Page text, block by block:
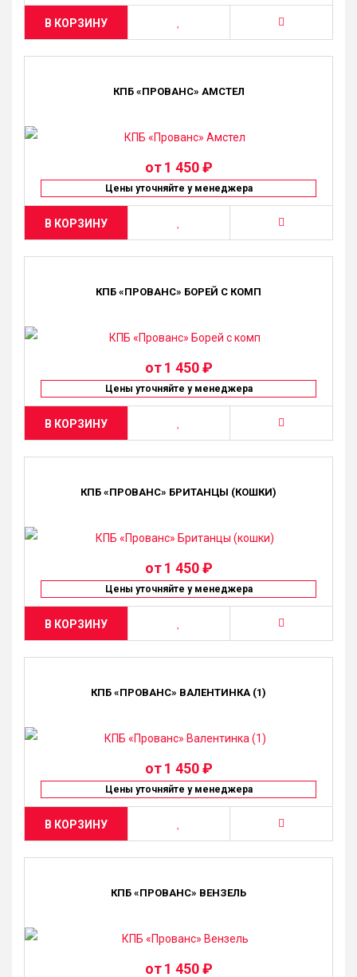
В КОРЗИНУ
КПБ «ПРОВАНС» АМСТЕЛ
от 1 450 ₽
Цены уточняйте у менеджера
В КОРЗИНУ
КПБ «ПРОВАНС» БОРЕЙ С КОМП
от 1 450 ₽
Цены уточняйте у менеджера
В КОРЗИНУ
КПБ «ПРОВАНС» БРИТАНЦЫ (КОШКИ)
от 1 450 ₽
Цены уточняйте у менеджера
В КОРЗИНУ
КПБ «ПРОВАНС» ВАЛЕНТИНКА (1)
от 1 450 ₽
Цены уточняйте у менеджера
В КОРЗИНУ
КПБ «ПРОВАНС» ВЕНЗЕЛЬ
от 1 450 ₽